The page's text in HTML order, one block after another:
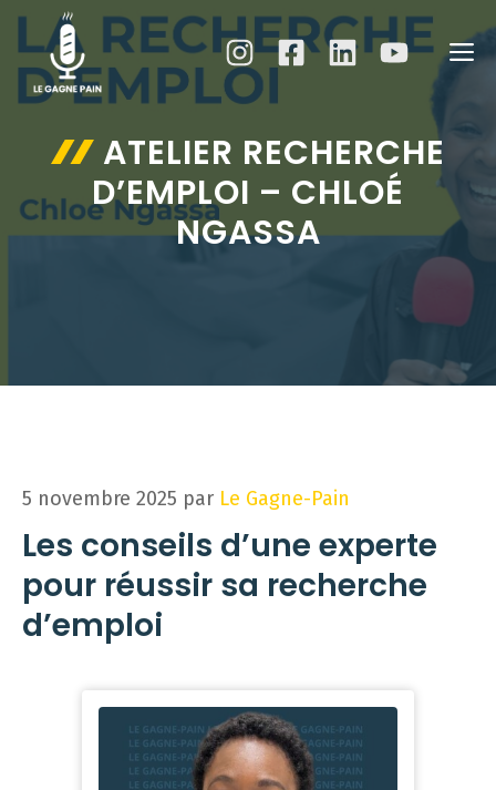
Aller
contenu
ATELIER RECHERCHE
D’EMPLOI – CHLOÉ
NGASSA
5 novembre 2025 par Le Gagne-Pain
Les conseils d’une experte
pour réussir sa recherche
d’emploi